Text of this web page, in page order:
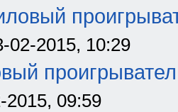
02-2015, 10:29
2015, 09:59